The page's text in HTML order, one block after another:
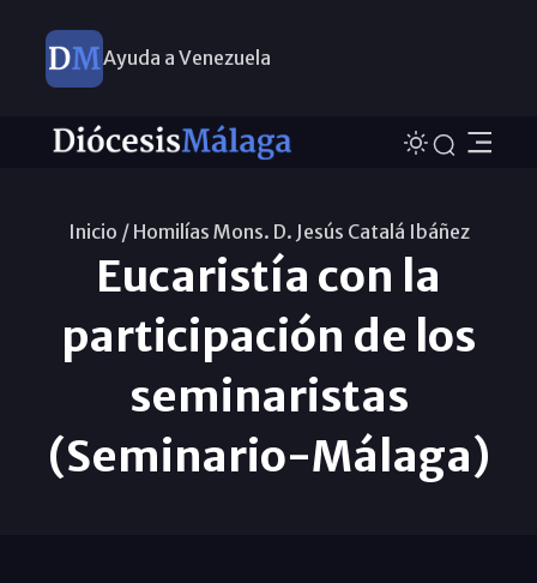
Ayuda a Venezuela
Inicio / Homilías Mons. D. Jesús Catalá Ibáñez
Eucaristía con la
participación de los
seminaristas
(Seminario-Málaga)